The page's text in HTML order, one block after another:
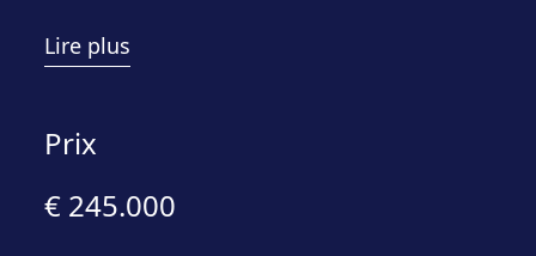
gîte (permis accordé) ou un cadre de vie
vos projets.
Lire plus
Prix
€ 245.000